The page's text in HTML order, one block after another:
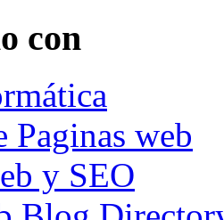
con
Paginas web
y SEO